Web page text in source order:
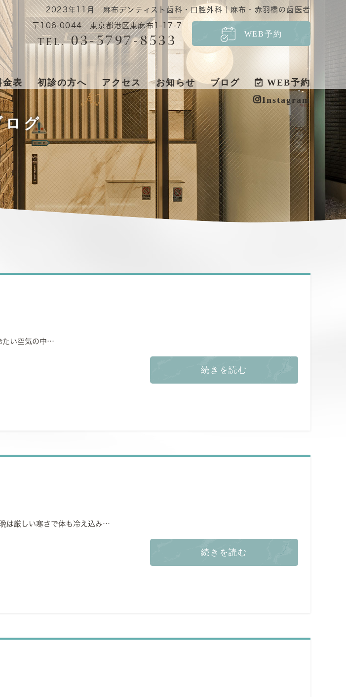
2023年11月｜麻布デンティスト歯科・口腔外科｜麻布・赤羽橋の歯医者
〒106-0044 東京都港区東麻布1-17-7
TEL. 03-5797-8533 WEB予約
金表 初診の方へ アクセス お知らせ ブログ
WEB予約
Instagram
ログ
たい空気の中…
続きを読む
は厳しい寒さで体も冷え込み…
続きを読む